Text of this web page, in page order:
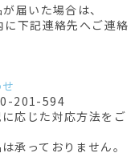
届いた場合は、
下記連絡先へご連絡
201-594
応じた対応方法をご
承っておりません。